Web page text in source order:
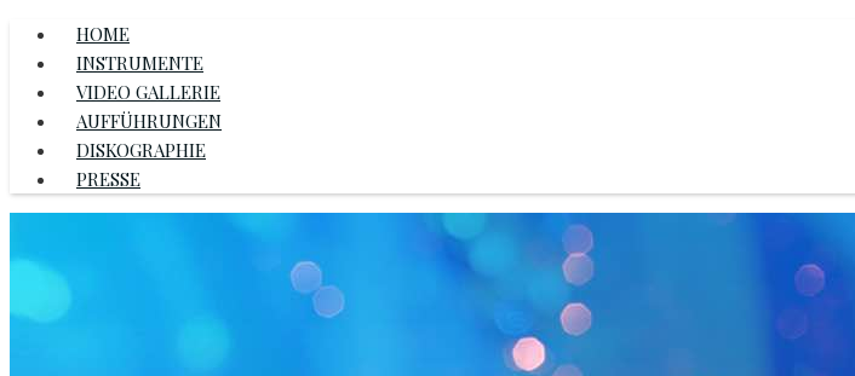
HOME
INSTRUMENTE
VIDEO GALLERIE
AUFFÜHRUNGEN
DISKOGRAPHIE
PRESSE